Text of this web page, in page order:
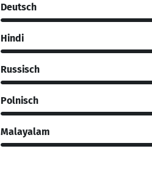
Deutsch
Hindi
Russisch
Polnisch
Malayalam